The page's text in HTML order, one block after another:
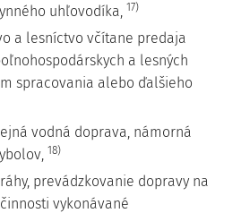
uhľovodíka, 17)
a lesníctvo včítane predaja
a lesných
spracovania alebo ďalšieho
vodná doprava, námorná
18)
prevádzkovanie dopravy na
vykonávané